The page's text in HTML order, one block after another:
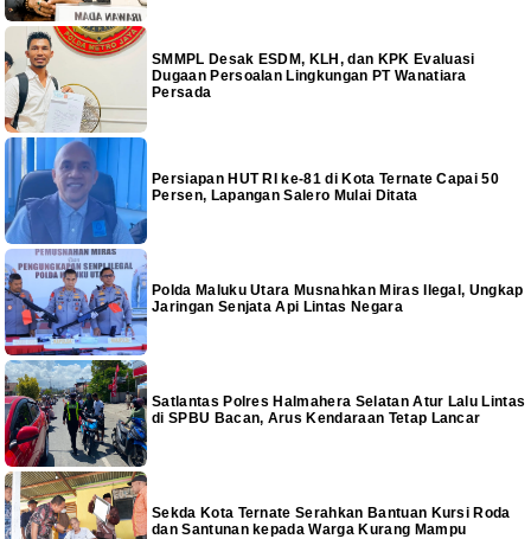
SMMPL Desak ESDM, KLH, dan KPK Evaluasi
Dugaan Persoalan Lingkungan PT Wanatiara
Persada
Persiapan HUT RI ke-81 di Kota Ternate Capai 50
Persen, Lapangan Salero Mulai Ditata
Polda Maluku Utara Musnahkan Miras Ilegal, Ungkap
Jaringan Senjata Api Lintas Negara
Satlantas Polres Halmahera Selatan Atur Lalu Lintas
di SPBU Bacan, Arus Kendaraan Tetap Lancar
Sekda Kota Ternate Serahkan Bantuan Kursi Roda
dan Santunan kepada Warga Kurang Mampu